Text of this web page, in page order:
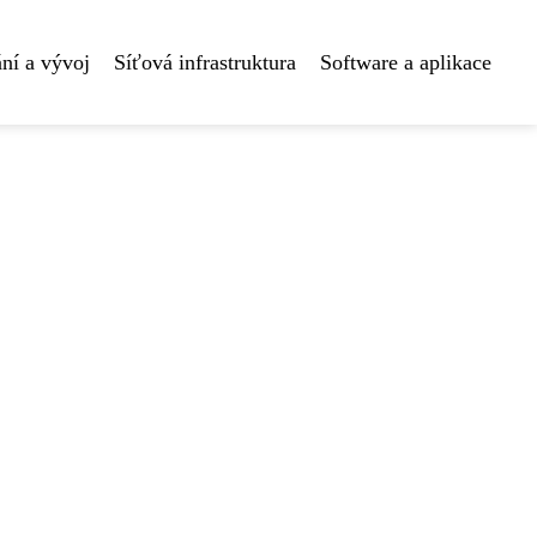
a vývoj Síťová infrastruktura Software a aplikace